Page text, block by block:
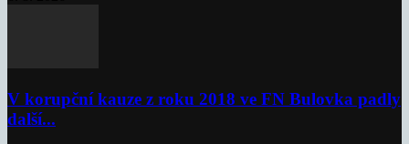
V korupční kauze z roku 2018 ve FN Bulovka padly
další...